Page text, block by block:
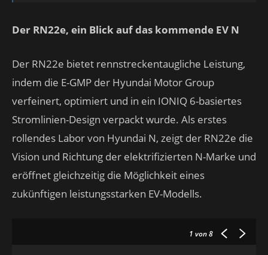
Der RN22e, ein Blick auf das kommende EV N
Der RN22e bietet rennstreckentaugliche Leistung,
indem die E-GMP der Hyundai Motor Group
verfeinert, optimiert und in ein IONIQ 6-basiertes
Stromlinien-Design verpackt wurde. Als erstes
rollendes Labor von Hyundai N, zeigt der RN22e die
Vision und Richtung der elektrifizierten N-Marke und
eröffnet gleichzeitig die Möglichkeit eines
zukünftigen leistungsstarken EV-Modells.
1 von 8